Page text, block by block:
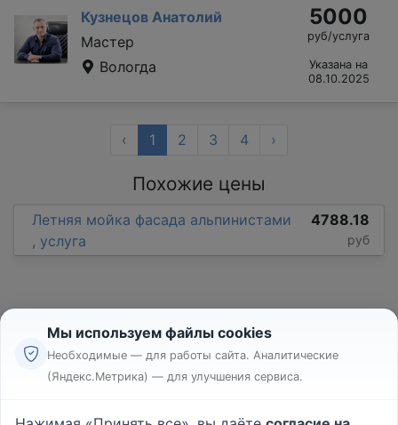
Кузнецов Анатолий
Мастер
Вологда
5000
руб/услуга
Указана на
08.10.2025
‹ 1 2 3 4 ›
Похожие цены
Летняя мойка фасада альпинистами
, услуга
4788.18
руб
Реклама
Мы используем файлы cookies
Необходимые — для работы сайта. Аналитические
(Яндекс.Метрика) — для улучшения сервиса.